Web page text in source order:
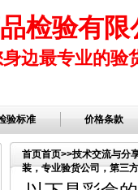
检验有限
边最专业的验
验标准 价格条款
首页首页>>技术交流与分
装，专业验货公司，第三
司，服装检品，鞋子检品